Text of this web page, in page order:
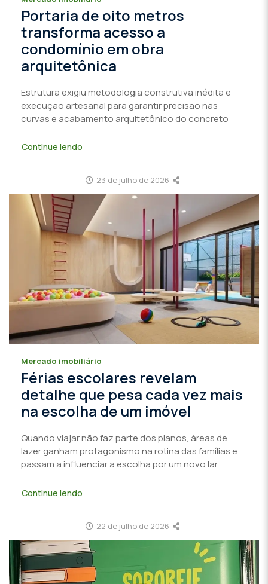
Portaria de oito metros
transforma acesso a
condomínio em obra
arquitetônica
Estrutura exigiu metodologia construtiva inédita e
execução artesanal para garantir precisão nas
curvas e acabamento arquitetônico do concreto
Continue lendo
23 de julho de 2026
Mercado imobiliário
Férias escolares revelam
detalhe que pesa cada vez mais
na escolha de um imóvel
Quando viajar não faz parte dos planos, áreas de
lazer ganham protagonismo na rotina das famílias e
passam a influenciar a escolha por um novo lar
Continue lendo
22 de julho de 2026